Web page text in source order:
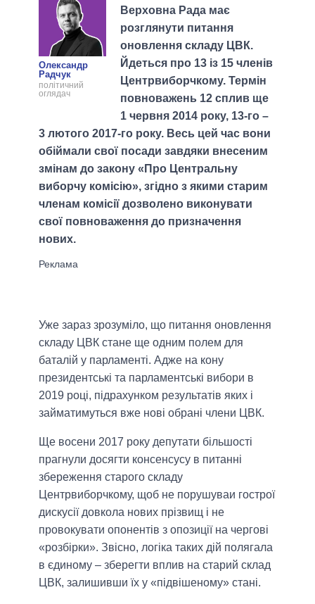
Олександр
Радчук
політичний
оглядач
Верховна Рада має
розглянути питання
оновлення складу ЦВК.
Йдеться про 13 із 15 членів
Центрвиборчкому. Термін
повноважень 12 сплив ще
1 червня 2014 року, 13-го –
3 лютого 2017-го року. Весь цей час вони
обіймали свої посади завдяки внесеним
змінам до закону «Про Центральну
виборчу комісію», згідно з якими старим
членам комісії дозволено виконувати
свої повноваження до призначення
нових.
Уже зараз зрозуміло, що питання оновлення
складу ЦВК стане ще одним полем для
баталій у парламенті. Адже на кону
президентські та парламентські вибори в
2019 році, підрахунком результатів яких і
займатимуться вже нові обрані члени ЦВК.
Ще восени 2017 року депутати більшості
прагнули досягти консенсусу в питанні
збереження старого складу
Центрвиборчкому, щоб не порушуваи гострої
дискусії довкола нових прізвищ і не
провокувати опонентів з опозиції на чергові
«розбірки». Звісно, логіка таких дій полягала
в єдиному – зберегти вплив на старий склад
ЦВК, залишивши їх у «підвішеному» стані.